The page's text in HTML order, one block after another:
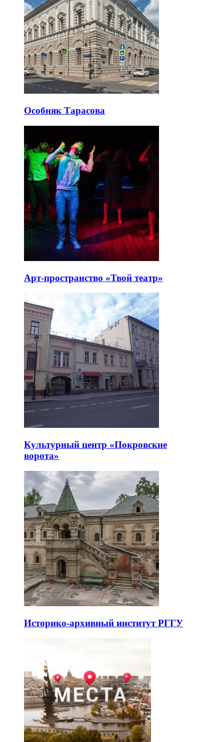
Особняк Тарасова
Арт-пространство «Твой театр»
Культурный центр «Покровские
ворота»
Историко-архивный институт РГГУ